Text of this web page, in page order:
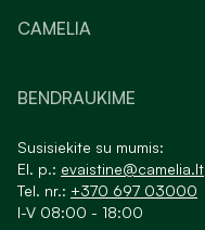
CAMELIA
BENDRAUKIME
Susisiekite su mumis:
El. p.: evaistine@camelia.lt
Tel. nr.: +370 697 03000
I-V 08:00 - 18:00